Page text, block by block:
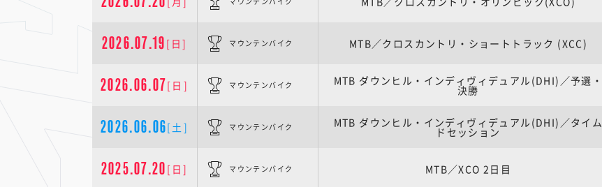
2026.07.19 [日] マウンテンバイク MTB／クロスカントリ・ショートトラック (XCC)
2026.06.07[日] マウンテンバイク MTB ダウンヒル・インディヴィデュアル(DHI)／予選・
決勝
2026.06.06[土] マウンテンバイク MTB ダウンヒル・インディヴィデュアル(DHI)／タイム
ドセッション
2025.07.20 [日] マウンテンバイク MTB／XCO 2日目